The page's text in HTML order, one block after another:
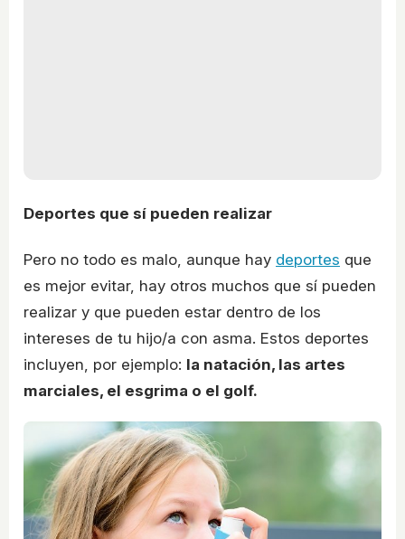
Deportes que sí pueden realizar
Pero no todo es malo, aunque hay deportes que
es mejor evitar, hay otros muchos que sí pueden
realizar y que pueden estar dentro de los
intereses de tu hijo/a con asma. Estos deportes
incluyen, por ejemplo: la natación, las artes
marciales, el esgrima o el golf.